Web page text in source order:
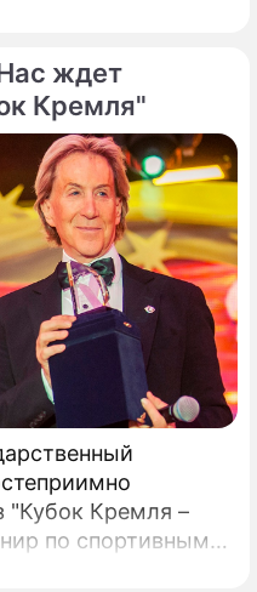
Станислав Попов.
ждет
Кремля"
"Кубок Кремля –
по спортивным
– главный